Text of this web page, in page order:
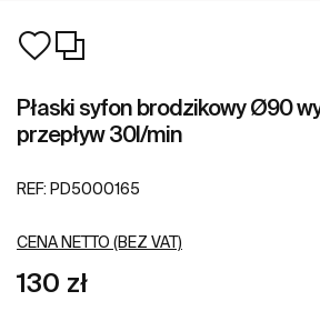
Płaski syfon brodzikowy Ø90
przepływ 30l/min
REF: PD5000165
CENA NETTO (BEZ VAT)
130 zł